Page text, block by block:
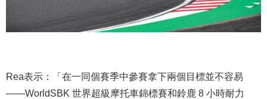
Rea表示：「在一同個賽季中參賽拿下兩個目標並不容易
——WorldSBK 世界超級摩托車錦標賽和鈴鹿 8 小時耐力